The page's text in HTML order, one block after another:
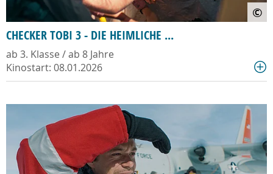
©
CHECKER TOBI 3 - DIE HEIMLICHE ...
ab 3. Klasse / ab 8 Jahre
Kinostart: 08.01.2026